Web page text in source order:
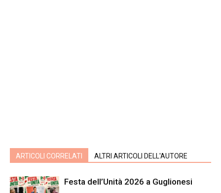
ARTICOLI CORRELATI ALTRI ARTICOLI DELL'AUTORE
Festa dell’Unità 2026 a Guglionesi